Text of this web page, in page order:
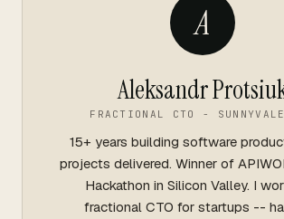
A
Aleksandr
FRACTIONAL CTO -
15+ years building software
projects delivered. Winner of
Hackathon in Silicon Valley. I
fractional CTO for startups --